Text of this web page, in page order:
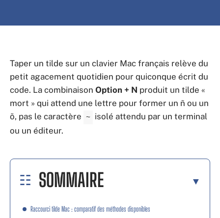
Taper un tilde sur un clavier Mac français relève du
petit agacement quotidien pour quiconque écrit du
code. La combinaison Option + N produit un tilde «
mort » qui attend une lettre pour former un ñ ou un
õ, pas le caractère ~ isolé attendu par un terminal
ou un éditeur.
SOMMAIRE
Raccourci tilde Mac : comparatif des méthodes disponibles